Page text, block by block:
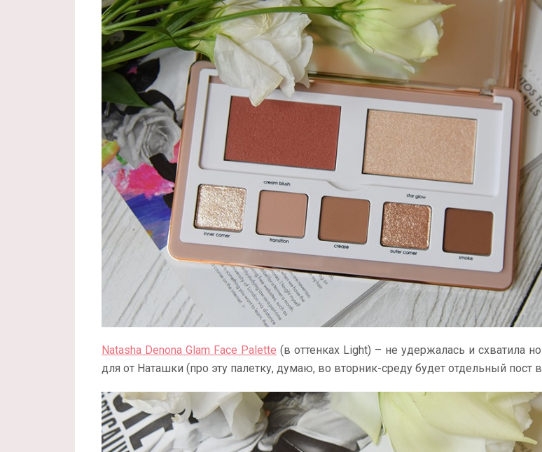
Natasha Denona Glam Face Palette (в оттенках Light) – не удержалась и схватила
для от Наташки (про эту палетку, думаю, во вторник-среду будет отдельный пост